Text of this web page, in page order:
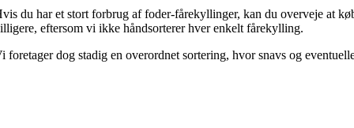
du har et stort forbrug af foder-fårekyllinger, kan du overveje at
eftersom vi ikke håndsorterer hver enkelt fårekylling.
foretager dog stadig en overordnet sortering, hvor snavs og